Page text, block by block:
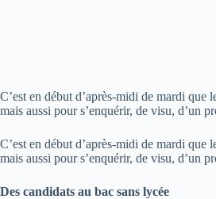
C’est en début d’après-midi de mardi
mais aussi pour s’enquérir, de visu, d’un
C’est en début d’après-midi de mardi
mais aussi pour s’enquérir, de visu, d’un
Des candidats au bac sans lycée